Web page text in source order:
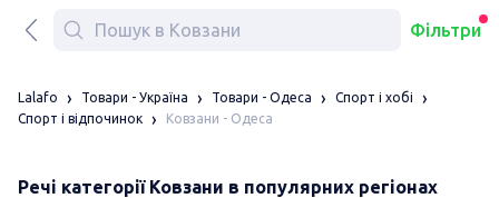
Фільтри
Lalafo Товари - Україна Товари - Одеса
Спорт і хобі
Спорт і відпочинок
Ковзани - Одеса
Речі категорії Ковзани в популярних регіонах